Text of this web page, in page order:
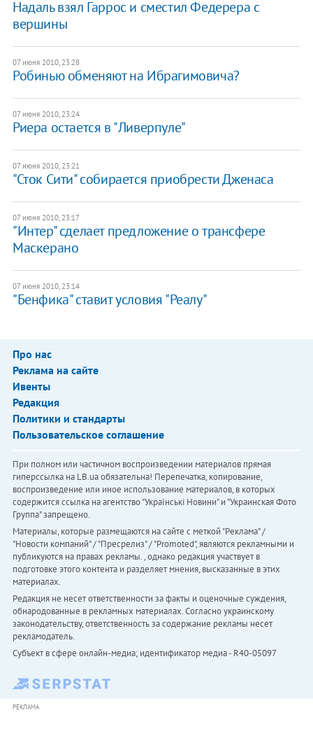
Надаль взял Гаррос и сместил Федерера с
вершины
07 июня 2010, 23:28
Робинью обменяют на Ибрагимовича?
07 июня 2010, 23:24
Риера остается в "Ливерпуле"
07 июня 2010, 23:21
"Сток Сити" собирается приобрести Дженаса
07 июня 2010, 23:17
"Интер" сделает предложение о трансфере
Маскерано
07 июня 2010, 23:14
"Бенфика" ставит условия "Реалу"
Про нас
Реклама на сайте
Ивенты
Редакция
Политики и стандарты
Пользовательское соглашение
При полном или частичном воспроизведении материалов прямая
гиперссылка на LB.ua обязательна! Перепечатка, копирование,
воспроизведение или иное использование материалов, в которых
содержится ссылка на агентство "Українськi Новини" и "Украинская Фото
Группа" запрещено.
Материалы, которые размещаются на сайте с меткой "Реклама" /
"Новости компаний" / "Пресрелиз" / "Promoted", являются рекламными и
публикуются на правах рекламы. , однако редакция участвует в
подготовке этого контента и разделяет мнения, высказанные в этих
материалах.
Редакция не несет ответственности за факты и оценочные суждения,
обнародованные в рекламных материалах. Согласно украинскому
законодательству, ответственность за содержание рекламы несет
рекламодатель.
Субъект в сфере онлайн-медиа; идентификатор медиа - R40-05097
РЕКЛАМА